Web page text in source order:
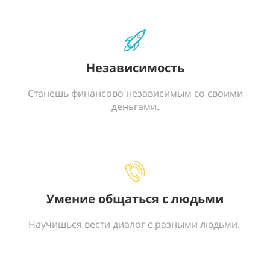
Независимость
Станешь финансово независимым со своими
деньгами.
Умение общаться с людьми
Научишься вести диалог с разными людьми.